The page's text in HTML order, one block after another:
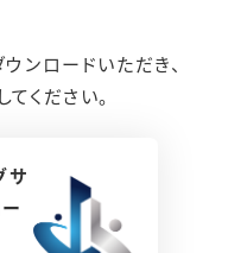
ンロードいただき、
ください。
サ